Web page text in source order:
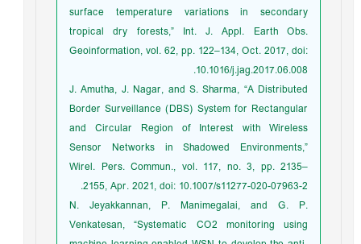
surface temperature variations in secondary
tropical dry forests,” Int. J. Appl. Earth Obs.
Geoinformation, vol. 62, pp. 122–134, Oct. 2017, doi:
10.1016/j.jag.2017.06.008.
J. Amutha, J. Nagar, and S. Sharma, “A Distributed
Border Surveillance (DBS) System for Rectangular
and Circular Region of Interest with Wireless
Sensor Networks in Shadowed Environments,”
Wirel. Pers. Commun., vol. 117, no. 3, pp. 2135–
2155, Apr. 2021, doi: 10.1007/s11277-020-07963-2.
N. Jeyakkannan, P. Manimegalai, and G. P.
Venkatesan, “Systematic CO2 monitoring using